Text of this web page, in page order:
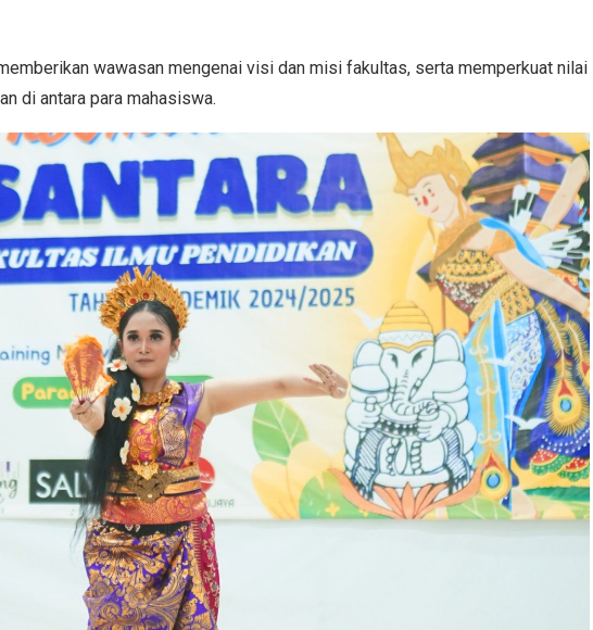
wawasan mengenai visi dan misi fakultas, serta memperkuat nilai
di antara para mahasiswa.